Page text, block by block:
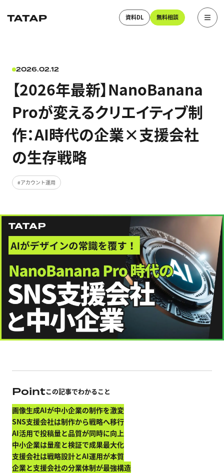
資料DL 無料相談
2026.02.12
【2026年最新】NanoBanana
Proが変えるクリエイティブ制
作：AI時代の企業×支援会社
の生存戦略
アカウント運用
Pointこの記事でわかること
画像生成AIが中小企業の制作を激変
SNS支援会社は制作から戦略へ移行
AI活用で投稿量と品質が同時に向上
中小企業は量産と検証で成果最大化
支援会社は戦略設計とAI運用が本質
企業と支援会社の分業体制が最強構造